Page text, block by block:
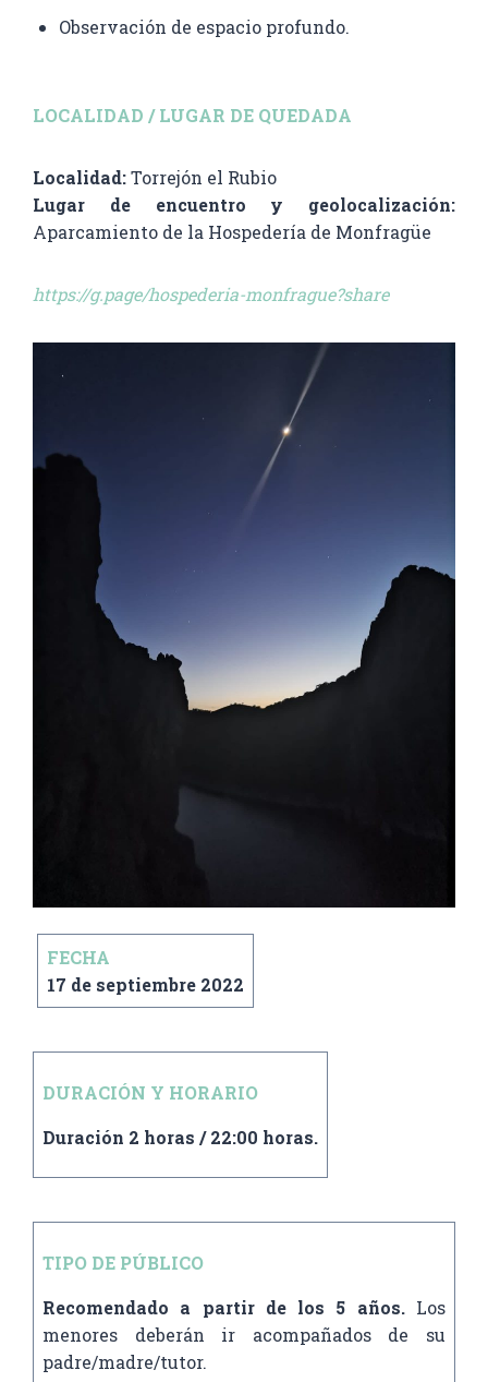
Observación de espacio profundo.
LOCALIDAD / LUGAR DE QUEDADA
Localidad:Torrejón el Rubio
Lugar de encuentro y geolocalización:
Aparcamiento de la Hospedería de Monfragüe
https://g.page/hospederia-monfrague?share
FECHA
17 de septiembre 2022
DURACIÓN Y HORARIO
Duración 2 horas / 22:00 horas.
TIPO DE PÚBLICO
Recomendado a partir de los 5 años. Los
menores deberán ir acompañadosde su
padre/madre/tutor.